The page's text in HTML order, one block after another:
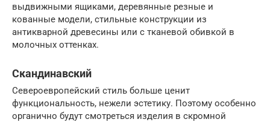
выдвижными ящиками, деревянные резные и
кованные модели, стильные конструкции из
антикварной древесины или с тканевой обивкой в
молочных оттенках.
Скандинавский
Североевропейский стиль больше ценит
функциональность, нежели эстетику. Поэтому особенно
органично будут смотреться изделия в скромной